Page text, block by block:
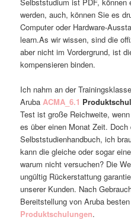
werden, auch, können Sie es
Computer oder Hardware-
learn.As wir wissen, sind die
aber nicht im Vordergrund, ist
kompensieren binden.
Ich nahm an der
Aruba ACMA_6.1
Test ist große Reichweite,
es über einen Monat Zeit. Doch
Selbststudienhandbuch, ich
kann die gleiche oder sogar
warum nicht versuchen? Die
ungültig Rückerstattung
unserer Kunden. Nach
Bereitstellung von Aruba besten
Produktschulungen.